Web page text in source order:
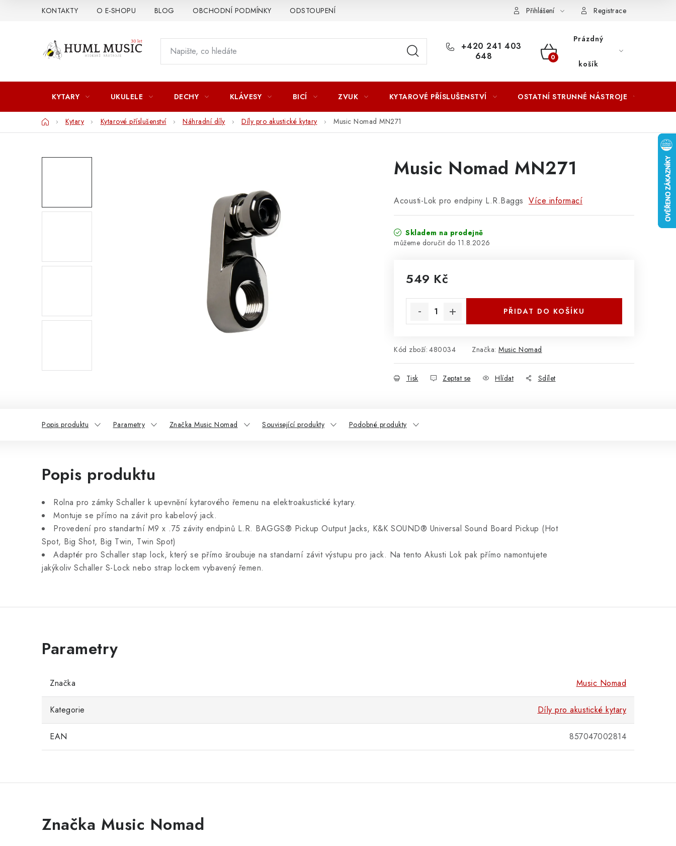
KONTAKTY O E-SHOPU BLOG OBCHODNÍ PODMÍNKY ODSTOUPENÍ OD SMLOUVY ZÁSADY ZPRACOVÁNÍ OSOBNÍCH ÚDAJŮ
Přihlášení Registrace
+420 241 403
648
NÁKUPNÍ
Prázdný
košík
KYTARY UKULELE DECHY KLÁVESY BICÍ ZVUK KYTAROVÉ PŘÍSLUŠENSTVÍ OSTATNÍ STRUNNÉ NÁSTROJE
DomůKytary Kytarové příslušenství Náhradní díly Díly pro akustické kytary Music Nomad MN271
Music Nomad MN271
Acousti-Lok pro endpiny L.R.Baggs Více informací
Skladem na prodejně
11.8.2026
549 Kč
PŘIDAT DO KOŠÍKU
Kód zboží: 480034 Značka: Music Nomad
Tisk Zeptat se Hlídat Sdílet
Popis produktu Parametry Značka Music Nomad Související produkty Podobné produkty
Popis produktu
Rolna pro zámky Schaller k upevnění kytarového řemenu na elektroakustické kytary.
Montuje se přímo na závit pro kabelový jack.
Provedení pro standartní M9 x .75 závity endpinů L.R. BAGGS® Pickup Output Jacks, K&K SOUND® Universal Sound Board Pickup (Hot
Spot, Big Shot, Big Twin, Twin Spot)
Adaptér pro Schaller stap lock, který se přímo šroubuje na standarní závit výstupu pro jack. Na tento Akusti Lok pak přímo namontujete
jakýkoliv Schaller S-Lock nebo strap lockem vybavený řemen.
Značka Music Nomad
Kategorie Díly pro akustické kytary
EAN 857047002814
Značka Music Nomad